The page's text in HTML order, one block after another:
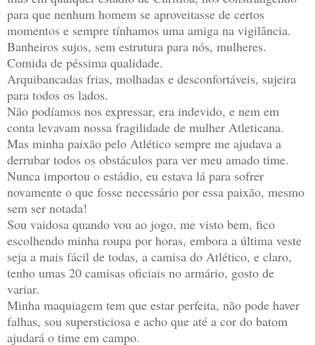
para que nenhum homem se aproveitasse de certos
momentos e sempre tínhamos uma amiga na vigilância.
Banheiros sujos, sem estrutura para nós, mulheres.
Comida de péssima qualidade.
Arquibancadas frias, molhadas e desconfortáveis, sujeira
para todos os lados.
Não podíamos nos expressar, era indevido, e nem em
conta levavam nossa fragilidade de mulher Atleticana.
Mas minha paixão pelo Atlético sempre me ajudava a
derrubar todos os obstáculos para ver meu amado time.
Nunca importou o estádio, eu estava lá para sofrer
novamente o que fosse necessário por essa paixão, mesmo
sem ser notada!
Sou vaidosa quando vou ao jogo, me visto bem, fico
escolhendo minha roupa por horas, embora a última veste
seja a mais fácil de todas, a camisa do Atlético, e claro,
tenho umas 20 camisas oficiais no armário, gosto de
variar.
Minha maquiagem tem que estar perfeita, não pode haver
falhas, sou supersticiosa e acho que até a cor do batom
ajudará o time em campo.